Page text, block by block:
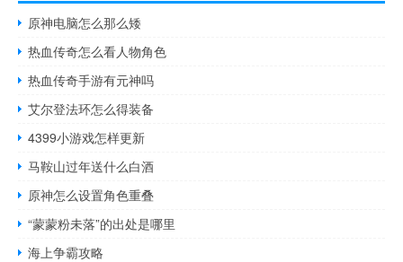
原神电脑怎么那么矮
热血传奇怎么看人物角色
热血传奇手游有元神吗
艾尔登法环怎么得装备
4399小游戏怎样更新
马鞍山过年送什么白酒
原神怎么设置角色重叠
“蒙蒙粉未落”的出处是哪里
海上争霸攻略